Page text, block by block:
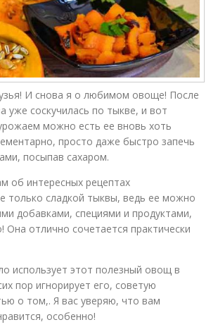
И снова я о любимом овоще! После
уже соскучилась по тыкве, и вот
можно есть ее вновь хоть
просто даже быстро запечь
посыпав сахаром.
об интересных рецептах
только сладкой тыквы, ведь ее можно
добавками, специями и продуктами,
Она отлично сочетается практически
использует этот полезный овощ в
пор игнорирует его, советую
о том,. Я вас уверяю, что вам
особенно!